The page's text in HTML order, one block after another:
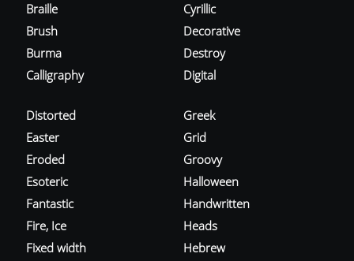
Braille
Brush
Burma
Calligraphy
Cyrillic
Decorative
Destroy
Digital
Distorted
Easter
Eroded
Esoteric
Fantastic
Fire, Ice
Fixed width
Greek
Grid
Groovy
Halloween
Handwritten
Heads
Hebrew